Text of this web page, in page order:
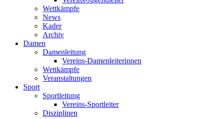
Wettkämpfe
News
Kader
Archiv
Damen
Damenleitung
Vereins-Damenleiterinnen
Wettkämpfe
Veranstaltungen
Sport
Sportleitung
Vereins-Sportleiter
Disziplinen